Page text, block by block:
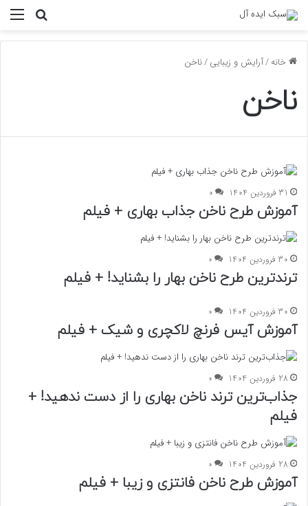
خانه/آرایش و زیبایی/ناخن
ناخن
31 فروردین 1404 0
آموزش طرح ناخن جذاب بهاری + فیلم
30 فروردین 1404 0
ترند‌ترین طرح ناخن بهار را بشناید! + فیلم
30 فروردین 1404 0
آموزش آیس فرنچ لاکچری و شیک + فیلم
28 فروردین 1404 0
جذاب‌ترین ترند ناخن بهاری را از دست ندهید! +
فیلم
28 فروردین 1404 0
آموزش طرح ناخن فانتزی و زیبا + فیلم